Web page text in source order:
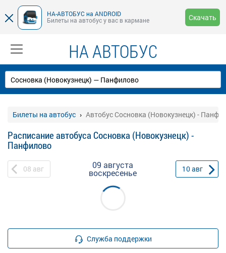
НА-АВТОБУС на ANDROID
Билеты на автобус у вас в кармане
Скачать
НА АВТОБУС
Билеты на автобус Автобус Сосновка (Новокузнецк) -
Расписание автобуса Сосновка (Новокузнецк) -
Панфилово
08 авг 09 августа
воскресенье 10авг
Служба поддержки